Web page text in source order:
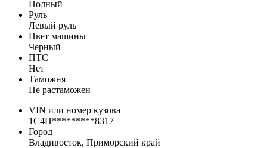
Полный
Руль
Левый руль
Цвет машины
Черный
ПТС
Нет
Таможня
Не растаможен
VIN или номер кузова
1C4H*********8317
Город
Владивосток, Приморский край